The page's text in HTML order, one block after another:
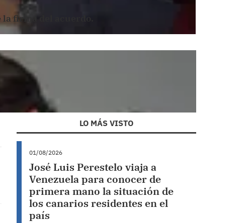
firma del acuerdo.
LO MÁS VISTO
01/08/2026
José Luis Perestelo viaja a
Venezuela para conocer de
primera mano la situación de
los canarios residentes en el
país